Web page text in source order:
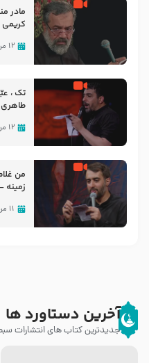
مادر
۱۲ مرداد ۱۴۰۵
تک ،
طاهری
۱۲ مرداد ۱۴۰۵
من
۱۱ مرداد ۱۴۰۵
آخرین دستاورد ها
جدیدترین کتاب های انتشارات